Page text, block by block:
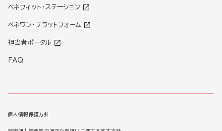
ベネフィット・ステーション
ベネワン・プラットフォーム
担当者ポータル
FAQ
個人情報保護方針